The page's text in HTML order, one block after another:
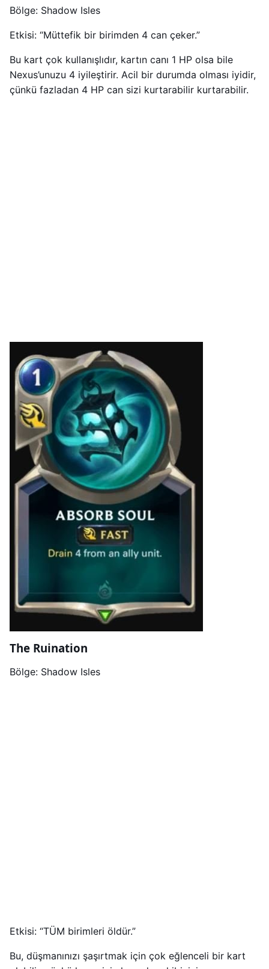
Bölge: Shadow Isles
Etkisi: “Müttefik bir birimden 4 can çeker.”
Bu kart çok kullanışlıdır, kartın canı 1 HP olsa bile
Nexus’unuzu 4 iyileştirir. Acil bir durumda olması iyidir,
çünkü fazladan 4 HP can sizi kurtarabilir kurtarabilir.
The Ruination
Bölge: Shadow Isles
Etkisi: “TÜM birimleri öldür.”
Bu, düşmanınızı şaşırtmak için çok eğlenceli bir kart